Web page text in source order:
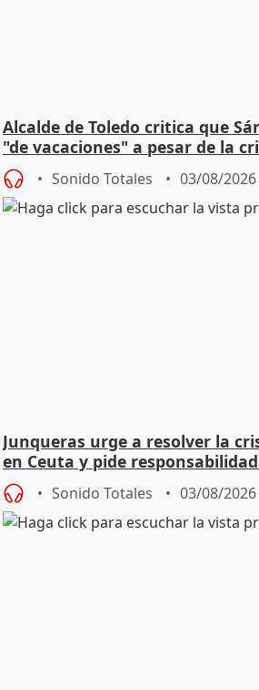
Alcalde de Toledo critica que
"de vacaciones" a pesar de la
Sonido Totales 03/08/2026
Junqueras urge a resolver la
en Ceuta y pide responsabilidad
Sonido Totales 03/08/2026